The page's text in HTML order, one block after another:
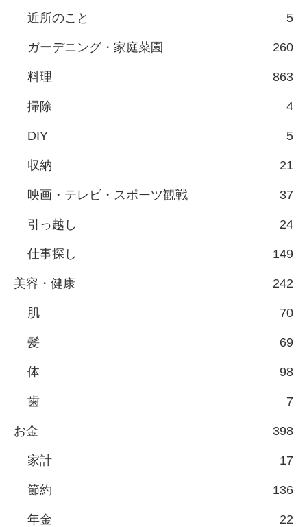
近所のこと 5
ガーデニング・家庭菜園 260
料理 863
掃除 4
DIY 5
収納 21
映画・テレビ・スポーツ観戦 37
引っ越し 24
仕事探し 149
美容・健康 242
肌 70
髪 69
体 98
歯 7
お金 398
家計 17
節約 136
年金 22